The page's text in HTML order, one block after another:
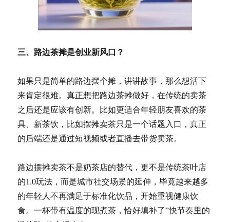
三、路边茶摊是创业新风口？
如果只是简单的路边摆个摊，讲讲故事，那么想活下
来肯定很难。真正想把路边茶摊做好，在传统的卖茶
之后还是应该有创新。比如更适合年轻朋友喜欢的茶
具、新茶饮，比如摆摊卖茶只是一个话题入口，真正
的后端还是通过短视频或者直播去带货卖茶。
路边摆摊卖茶不是奶茶店的替代，更不是传统茶叶店
的1.0玩法，而是城市社交场景的延伸，毕竟越来越多
的年轻人不再满足于标准化饮品，开始重视健康饮
食。一杯带有温度的现煮茶，恰好填补了”快节奏里的